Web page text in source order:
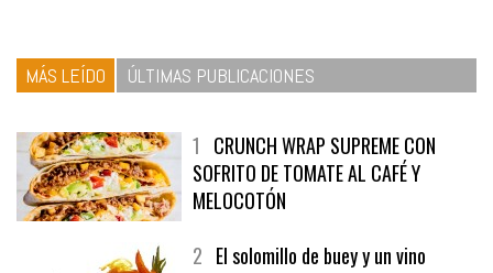
1CRUNCH WRAP SUPREME CON
SOFRITO DE TOMATE AL CAFÉ Y
MELOCOTÓN